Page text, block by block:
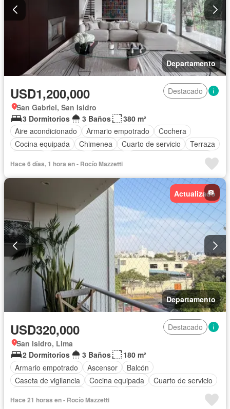
Departamento
USD1,200,000
Destacado
San Gabriel, San Isidro
3 Dormitorios
3 Baños
380 m²
Aire acondicionado
Armario empotrado
Cochera
Cocina equipada
Chimenea Cuarto de servicio
Terraza
Parcialmente amoblado
Hace 6 días, 1 hora en - Rocío Mazzetti
Actualizado
Departamento
USD320,000
Destacado
San Isidro, Lima
2 Dormitorios
3 Baños
180 m²
Armario empotrado
Ascensor
Balcón
Caseta de vigilancia
Cocina equipada
Cuarto de servicio
Hace 21 horas en - Rocío Mazzetti